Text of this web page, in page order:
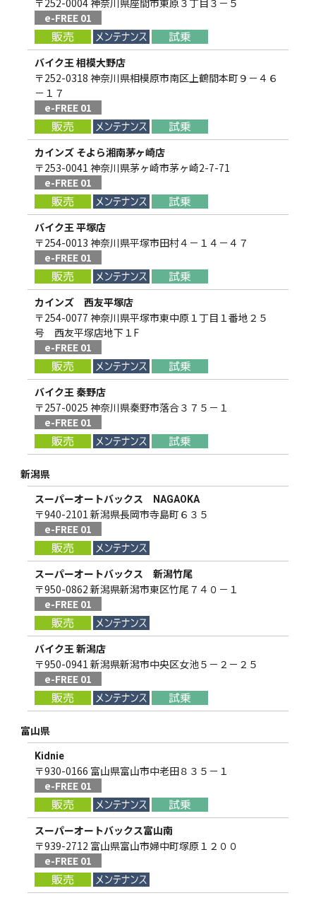
〒252-0004 神奈川県座間市東原３丁目３－５
e-FREE 01
バイク王 相模大野店
〒252-0318 神奈川県相模原市南区上鶴間本町９－４６
－１７
e-FREE 01
カインズ そよら湘南茅ヶ崎店
〒253-0041 神奈川県茅ヶ崎市茅ヶ崎2-7-71
e-FREE 01
バイク王 平塚店
〒254-0013 神奈川県平塚市田村４－１４－４７
e-FREE 01
カインズ 西友平塚店
〒254-0077 神奈川県平塚市東中原１丁目１番地２５
号 西友平塚店地下１F
e-FREE 01
バイク王 秦野店
〒257-0025 神奈川県秦野市落合３７５－１
e-FREE 01
新潟県
スーパーオートバックス NAGAOKA
〒940-2101 新潟県長岡市寺島町６３５
e-FREE 01
スーパーオートバックス 新潟竹尾
〒950-0862 新潟県新潟市東区竹尾７４０－１
e-FREE 01
バイク王 新潟店
〒950-0941 新潟県新潟市中央区女池５－２－２５
e-FREE 01
富山県
Kidnie
〒930-0166 富山県富山市中老田８３５－１
e-FREE 01
スーパーオートバックス富山南
〒939-2712 富山県富山市婦中町塚原１２００
e-FREE 01